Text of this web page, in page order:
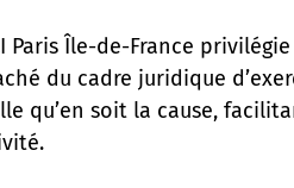
Île-de-France
du cadre juridique
qu’en soit la cause,